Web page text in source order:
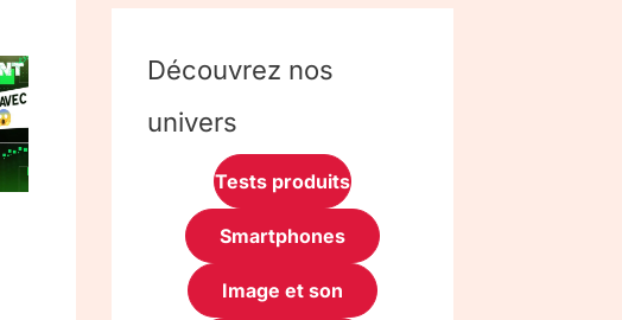
Découvrez nos
univers
Tests produits
Smartphones
Image et son